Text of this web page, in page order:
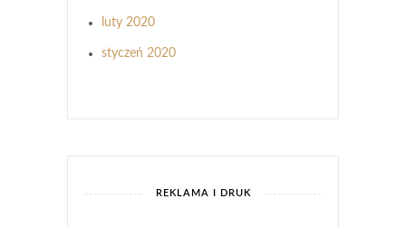
luty 2020
styczeń 2020
REKLAMA I DRUK